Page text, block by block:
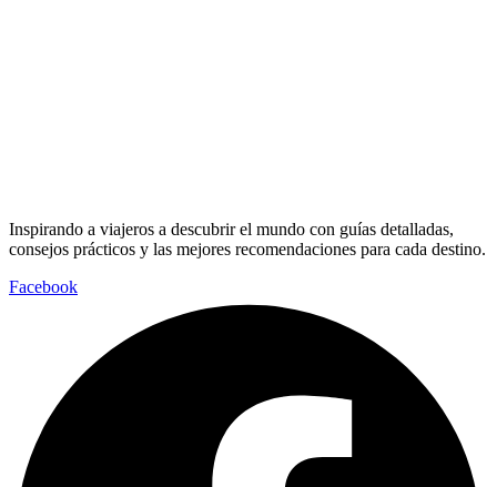
Inspirando a viajeros a descubrir el mundo con guías detalladas,
consejos prácticos y las mejores recomendaciones para cada destino.
Facebook